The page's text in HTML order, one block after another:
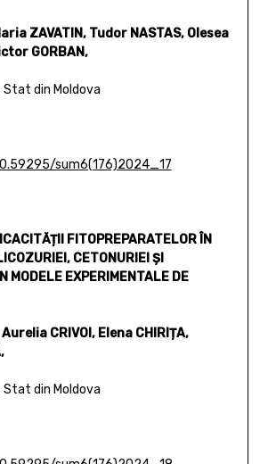
ZAVATIN, Tudor NASTAS, Olesea
GORBAN,
din Moldova
sum6(176)2024_17
FITOPREPARATELOR ÎN
CETONURIEI ȘI
MODELE EXPERIMENTALE DE
CRIVOI, Elena CHIRIȚA,
din Moldova